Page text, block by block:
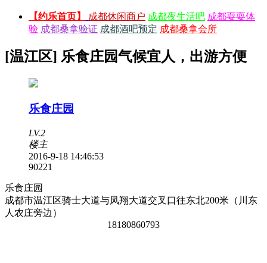
【约乐首页】 成都休闲商户 成都夜生活吧 成都耍耍体
验 成都桑拿验证 成都酒吧预定 成都桑拿会所
[温江区] 乐食庄园气候宜人，出游方便
乐食庄园
LV.2
楼主
2016-9-18 14:46:53
90221
乐食庄园
成都市温江区骑士大道与凤翔大道交叉口往东北200米（川东
人农庄旁边）
18180860793